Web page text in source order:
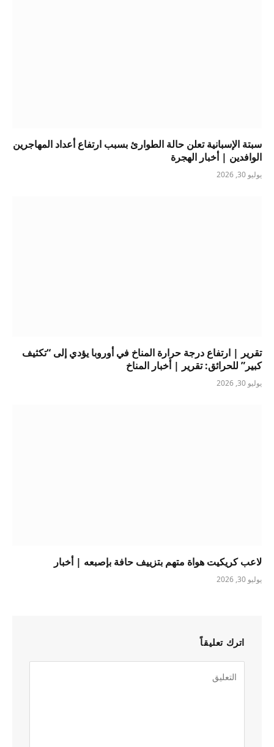
سبتة الإسبانية تعلن حالة الطوارئ بسبب ارتفاع أعداد المهاجرين
الوافدين | أخبار الهجرة
يوليو 30, 2026
تقرير | ارتفاع درجة حرارة المناخ في أوروبا يؤدي إلى “تكثيف
كبير” للحرائق: تقرير | أخبار المناخ
يوليو 30, 2026
لاعب كريكيت هواة متهم بتزييف حافة بإصبعه | أخبار
يوليو 30, 2026
اترك تعليقاً